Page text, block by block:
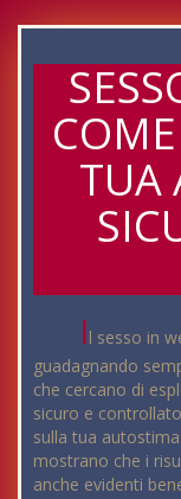
TUA
Il sesso in
guadagnando
che cercano di
sicuro e
sulla tua
mostrano che i
anche evidenti